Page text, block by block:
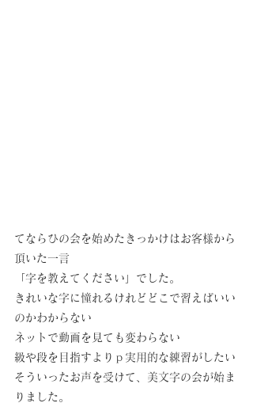
てならひの会を始めたきっかけはお客様から
頂いた一言
「字を教えてください」でした。
きれいな字に憧れるけれどどこで習えばいい
のかわからない
ネットで動画を見ても変わらない
級や段を目指すよりｐ実用的な練習がしたい
そういったお声を受けて、美文字の会が始ま
りました。